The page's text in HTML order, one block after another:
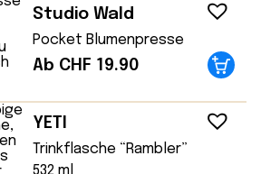
Studio Wald
Pocket Blumenpresse
Ab CHF 19.90
YETI
Trinkflasche “Rambler”